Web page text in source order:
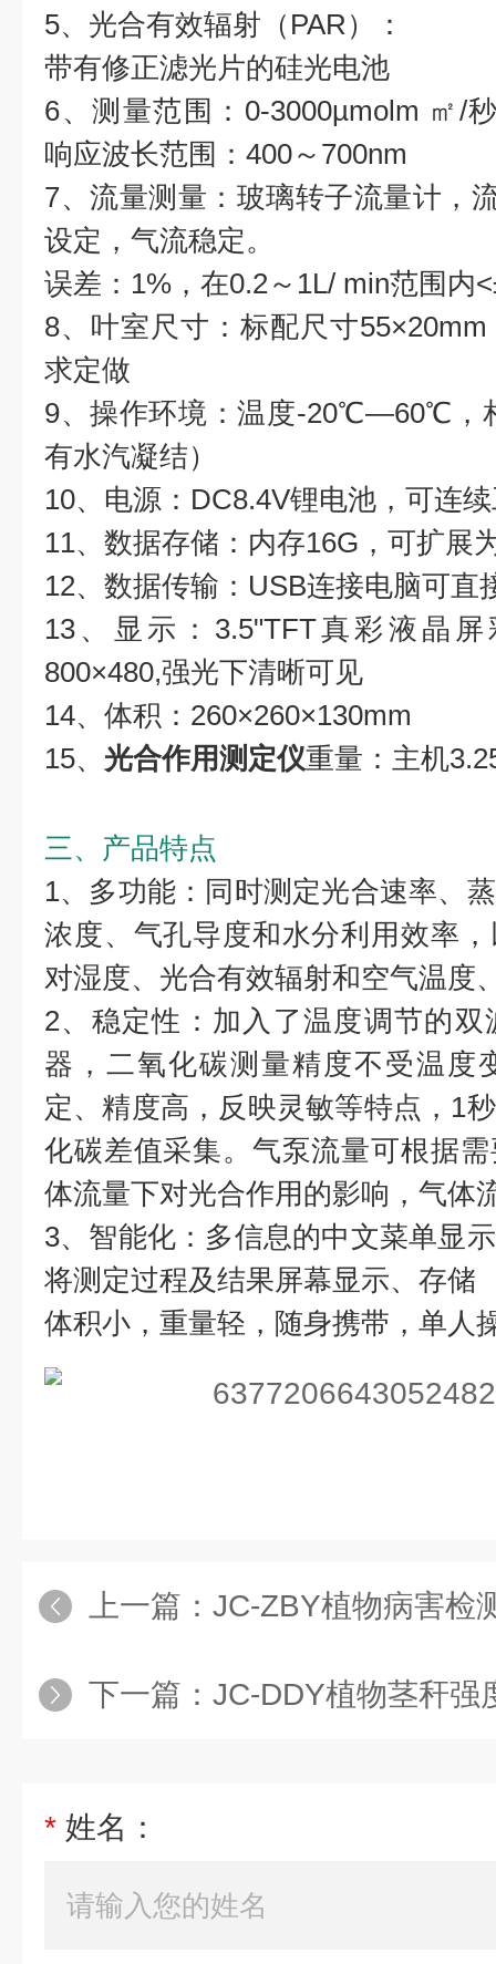
5、光合有效辐射（PAR）：
带有修正滤光片的硅光电池
6、测量范围：0-3000µmolm ㎡/
响应波长范围：400～700nm
7、流量测量：玻璃转子流量计，
设定，气流稳定。
误差：1%，在0.2～1L/ min范围内
8、叶室尺寸：标配尺寸
求定做
9、操作环境：温度-20℃—60℃，
有水汽凝结）
10、电源：DC8.4V锂电池，可连
11、数据存储：内存16G，可扩展
12、数据传输：USB连接电脑可直
13、显示：3.5"TFT真彩液晶
800×480,强光下清晰可见
14、体积：260×260×130mm
15、 光合作用测定仪重量：主机
三、产品特点
1、多功能：同时测定光合速率、
浓度、气孔导度和水分利用效率
对湿度、光合有效辐射和空气温度
2、稳定性：加入了温度调节的
器，二氧化碳测量精度不受温度
定、精度高，反映灵敏等特点，1
化碳差值采集。气泵流量可根据
体流量下对光合作用的影响，气体
3、智能化：多信息的中文菜单显
将测定过程及结果屏幕显示、存储
体积小，重量轻，随身携带，单人
上一篇： JC-ZBY植物病害检
下一篇： JC-DDY植物茎秆强
* 姓名：